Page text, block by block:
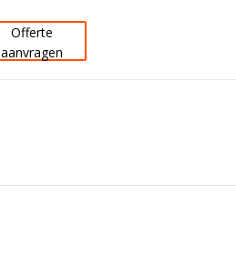
Offerte
aanvragen